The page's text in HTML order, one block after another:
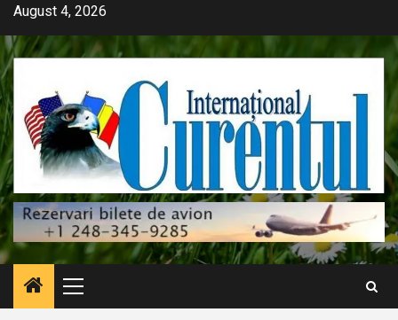
Skip
content
August 4, 2026
Primary
Menu